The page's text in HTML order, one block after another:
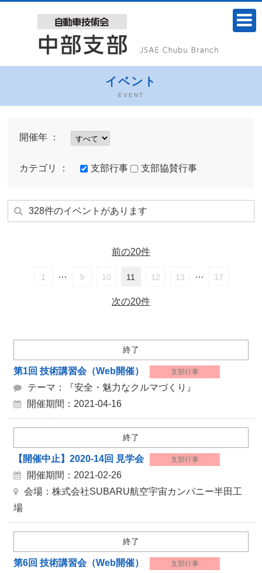
イベント
EVENT
開催年 ：
カテゴリ ： 支部行事 支部協賛行事
328件のイベントがあります
前の20件
1 … 9 10 11 12 13 … 17
次の20件
終了
第1回 技術講習会（Web開催） 支部行事
テーマ：『安全・魅力なクルマづくり』
開催期間：2021-04-16
終了
【開催中止】2020-14回 見学会 支部行事
開催期間：2021-02-26
会場：株式会社SUBARU航空宇宙カンパニー半田工
場
終了
第6回 技術講習会（Web開催） 支部行事